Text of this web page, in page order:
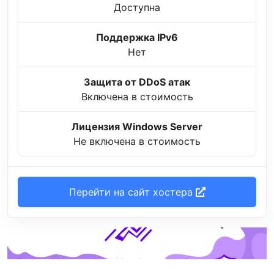
Доступна
Поддержка IPv6
Нет
Защита от DDoS атак
Включена в стоимость
Лицензия Windows Server
Не включена в стоимость
Перейти на сайт хостера